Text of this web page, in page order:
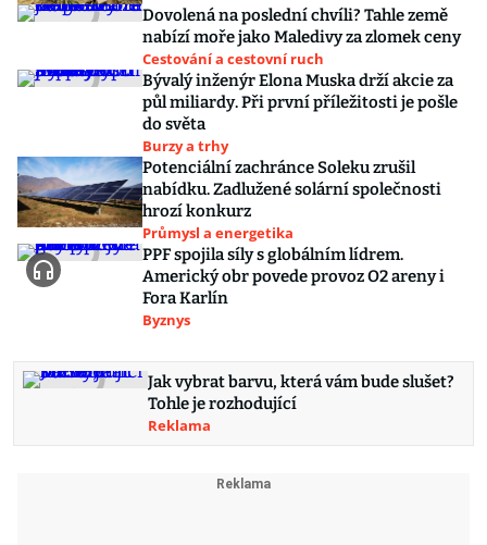
Dovolená na poslední chvíli? Tahle země
nabízí moře jako Maledivy za zlomek ceny
Cestování a cestovní ruch
Bývalý inženýr Elona Muska drží akcie za
půl miliardy. Při první příležitosti je pošle
do světa
Burzy a trhy
Potenciální zachránce Soleku zrušil
nabídku. Zadlužené solární společnosti
hrozí konkurz
Průmysl a energetika
PPF spojila síly s globálním lídrem.
Americký obr povede provoz O2 areny i
Fora Karlín
Byznys
Jak vybrat barvu, která vám bude slušet?
Tohle je rozhodující
Reklama